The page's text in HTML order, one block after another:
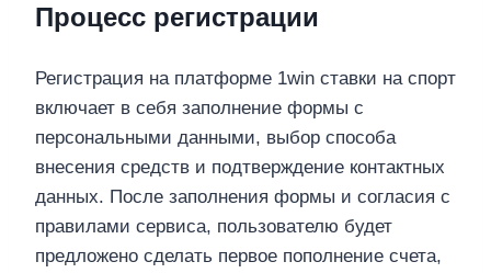
Процесс регистрации
Регистрация на платформе 1win ставки на спорт
включает в себя заполнение формы с
персональными данными, выбор способа
внесения средств и подтверждение контактных
данных. После заполнения формы и согласия с
правилами сервиса, пользователю будет
предложено сделать первое пополнение счета,